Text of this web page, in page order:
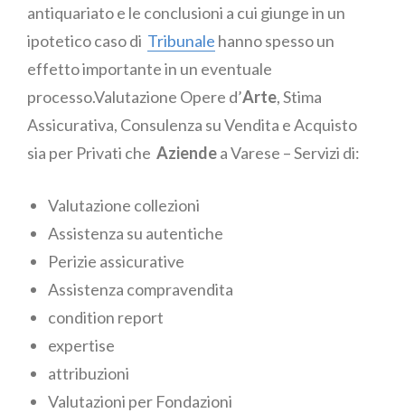
antiquariato e le conclusioni a cui giunge in un
ipotetico caso di Tribunale hanno spesso un
effetto importante in un eventuale
processo.Valutazione Opere d’Arte, Stima
Assicurativa, Consulenza su Vendita e Acquisto
sia per Privati che Aziendea Varese – Servizi di:
Valutazione collezioni
Assistenza su autentiche
Perizie assicurative
Assistenza compravendita
condition report
expertise
attribuzioni
Valutazioni per Fondazioni